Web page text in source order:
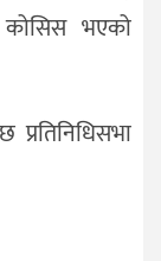
कोसिस भएको